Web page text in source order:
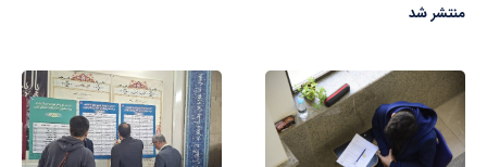
منتشر شد